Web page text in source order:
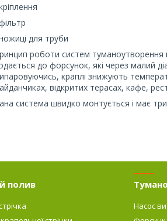
для труби
роботи систем туманоутворення
до форсунок, які через малий
краплі знижують
відкритих терасах, кафе,
система швидко монтується і має
полив
Насос